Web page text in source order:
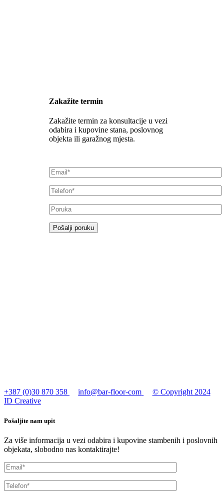
Zakažite termin
Zakažite termin za konsultacije u vezi
odabira i kupovine stana, poslovnog
objekta ili garažnog mjesta.
Pošalji poruku
+387 (0)30 870 358 info@bar-floor-com
© Copyright 2024
ID Creative
Pošaljite nam upit
Za više informacija u vezi odabira i kupovine stambenih i poslovnih
objekata, slobodno nas kontaktirajte!